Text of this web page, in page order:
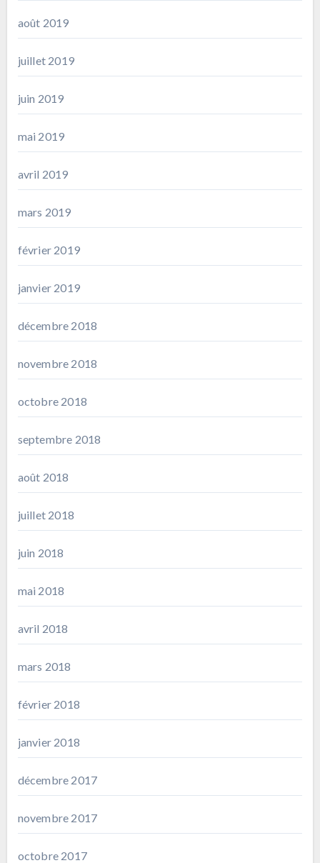
août 2019
juillet 2019
juin 2019
mai 2019
avril 2019
mars 2019
février 2019
janvier 2019
décembre 2018
novembre 2018
octobre 2018
septembre 2018
août 2018
juillet 2018
juin 2018
mai 2018
avril 2018
mars 2018
février 2018
janvier 2018
décembre 2017
novembre 2017
octobre 2017